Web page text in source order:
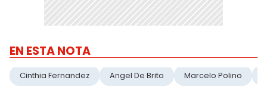
EN ESTA NOTA
Cinthia Fernandez Angel De Brito Marcelo Polino